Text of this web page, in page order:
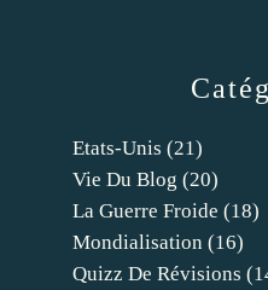
Etats-Unis (21)
Vie Du Blog (20)
La Guerre Froide (18)
Mondialisation (16)
Quizz De Révisions